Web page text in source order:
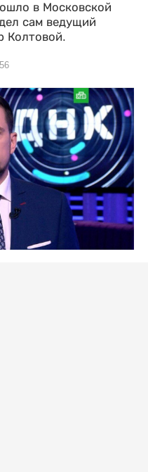
в Московской
сам ведущий
Колтовой.